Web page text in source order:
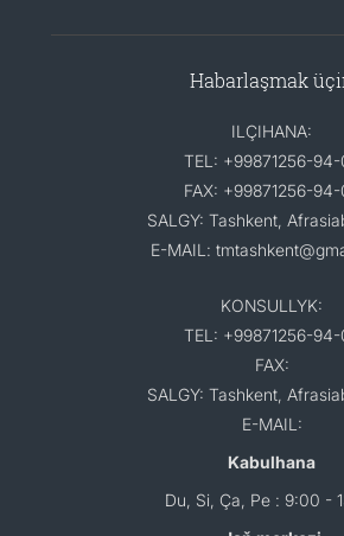
Habarlaşmak
ILÇIHANA:
TEL: +99871256-94-
FAX: +99871256-
SALGY: Tashkent,
E-MAIL:
KONSULLYK:
TEL: +99871256-
FAX:
SALGY: Tashkent,
E-MAIL:
Kabulhana
Du, Si, Ça, Pe : 9:00 -